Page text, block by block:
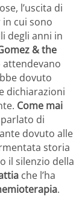
l’uscita di
cui sono
degli anni in
& the
dovuto
dichiarazioni
Come mai
di
dovuto alle
storia
il silenzio della
che l’ha
.